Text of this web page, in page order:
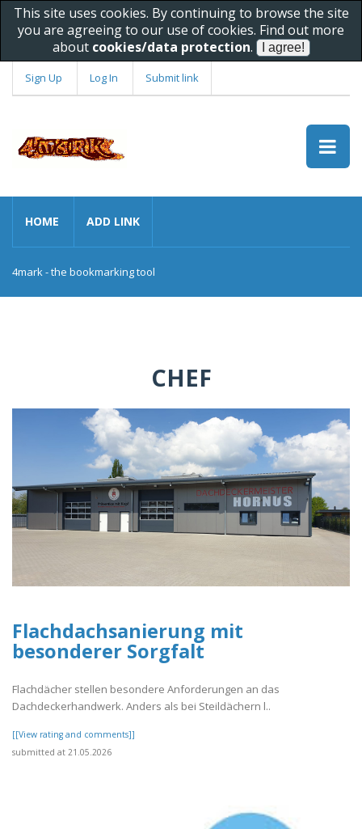
This site uses cookies. By continuing to browse the site
you are agreeing to our use of cookies. Find out more
about cookies/data protection.
Sign Up Log In Submit link
HOME ADD LINK
4mark - the bookmarking tool
CHEF
Flachdachsanierung mit
besonderer Sorgfalt
Flachdächer stellen besondere Anforderungen an das
Dachdeckerhandwerk. Anders als bei Steildächern l..
[[View rating and comments]]
submitted at 21.05.2026